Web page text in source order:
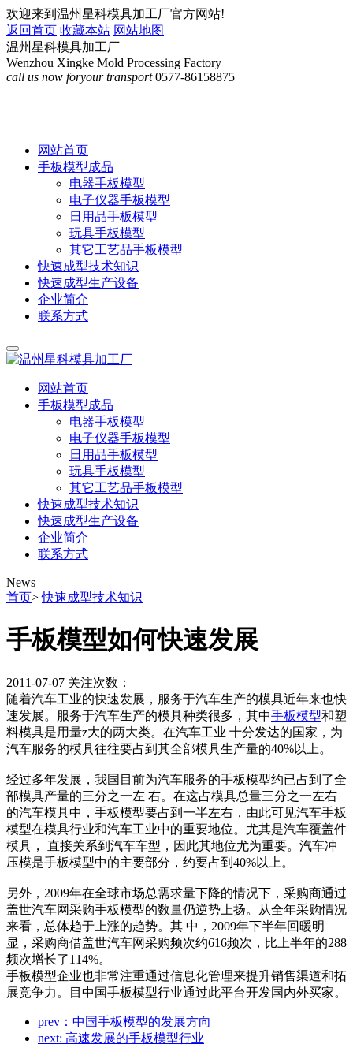
欢迎来到温州星科模具加工厂官方网站!
返回首页 收藏本站 网站地图
温州星科模具加工厂
Wenzhou Xingke Mold Processing Factory
call us now foryour transport 0577-86158875
网站首页
手板模型成品
电器手板模型
电子仪器手板模型
日用品手板模型
玩具手板模型
其它工艺品手板模型
快速成型技术知识
快速成型生产设备
企业简介
联系方式
网站首页
手板模型成品
电器手板模型
电子仪器手板模型
日用品手板模型
玩具手板模型
其它工艺品手板模型
快速成型技术知识
快速成型生产设备
企业简介
联系方式
News
首页>快速成型技术知识
手板模型如何快速发展
2011-07-07 关注次数：
随着汽车工业的快速发展，服务于汽车生产的模具近年来也快
速发展。服务于汽车生产的模具种类很多，其中手板模型和塑
料模具是用量z大的两大类。在汽车工业 十分发达的国家，为
汽车服务的模具往往要占到其全部模具生产量的40%以上。
经过多年发展，我国目前为汽车服务的手板模型约已占到了全
部模具产量的三分之一左 右。在这占模具总量三分之一左右
的汽车模具中，手板模型要占到一半左右，由此可见汽车手板
模型在模具行业和汽车工业中的重要地位。尤其是汽车覆盖件
模具， 直接关系到汽车车型，因此其地位尤为重要。汽车冲
压模是手板模型中的主要部分，约要占到40%以上。
另外，2009年在全球市场总需求量下降的情况下，采购商通过
盖世汽车网采购手板模型的数量仍逆势上扬。从全年采购情况
来看，总体趋于上涨的趋势。其 中，2009年下半年回暖明
显，采购商借盖世汽车网采购频次约616频次，比上半年的288
频次增长了114%。
手板模型企业也非常注重通过信息化管理来提升销售渠道和拓
展竞争力。目中国手板模型行业通过此平台开发国内外买家。
prev：中国手板模型的发展方向
next: 高速发展的手板模型行业